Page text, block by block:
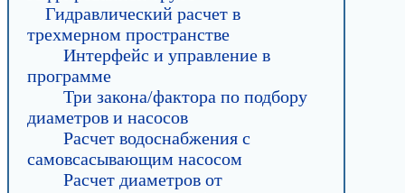
Гидравлический расчет в
трехмерном пространстве
Интерфейс и управление в
программе
Три закона/фактора по подбору
диаметров и насосов
Расчет водоснабжения с
самовсасывающим насосом
Расчет диаметров от